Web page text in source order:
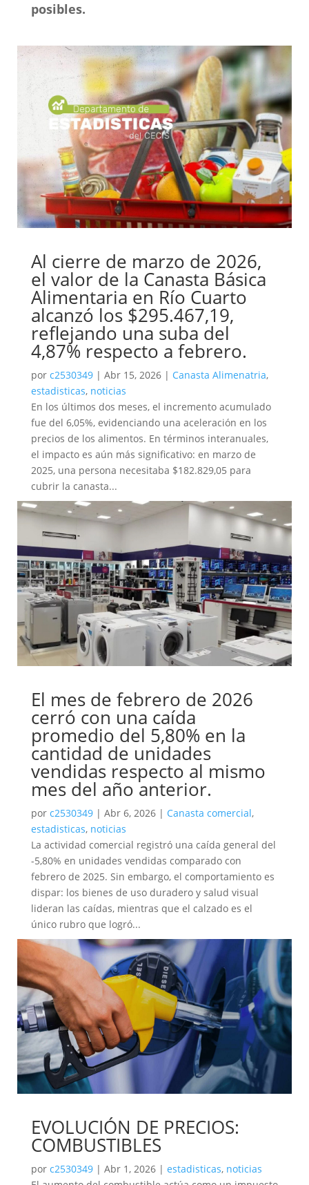
posibles.
Al cierre de marzo de 2026,
el valor de la Canasta Básica
Alimentaria en Río Cuarto
alcanzó los $295.467,19,
reflejando una suba del
4,87% respecto a febrero.
por c2530349| Abr 15, 2026| Canasta Alimenatria,
estadisticas, noticias
En los últimos dos meses, el incremento acumulado
fue del 6,05%, evidenciando una aceleración en los
precios de los alimentos. En términos interanuales,
el impacto es aún más significativo: en marzo de
2025, una persona necesitaba $182.829,05 para
cubrir la canasta...
El mes de febrero de 2026
cerró con una caída
promedio del 5,80% en la
cantidad de unidades
vendidas respecto al mismo
mes del año anterior.
por c2530349| Abr 6, 2026| Canasta comercial,
estadisticas, noticias
La actividad comercial registró una caída general del
-5,80% en unidades vendidas comparado con
febrero de 2025. Sin embargo, el comportamiento es
dispar: los bienes de uso duradero y salud visual
lideran las caídas, mientras que el calzado es el
único rubro que logró...
EVOLUCIÓN DE PRECIOS:
COMBUSTIBLES
por c2530349| Abr 1, 2026| estadisticas, noticias